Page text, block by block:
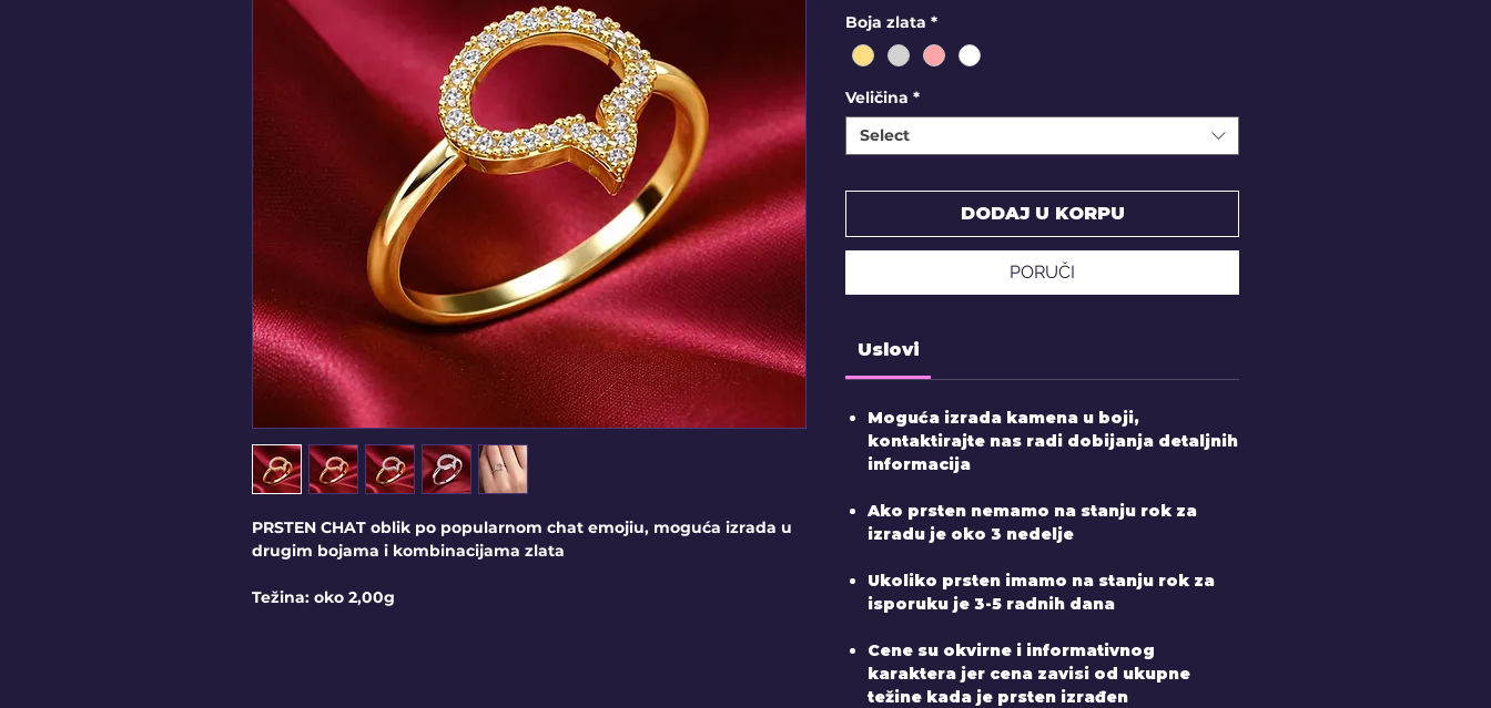
PRSTEN CHAT oblik po popularnom chat emojiu, moguća izrada u
drugim bojama i kombinacijama zlata
Težina: oko 2,00g
Boja zlata *
Veličina *
Select
DODAJ U KORPU
PORUČI
Uslovi
Moguća izrada kamena u boji,
kontaktirajte nas radi dobijanja detaljnih
informacija
Ako prsten nemamo na stanju rok za
izradu je oko 3 nedelje
Ukoliko prsten imamo na stanju rok za
isporuku je 3-5 radnih dana
Cene su okvirne i informativnog
karaktera jer cena zavisi od ukupne
težine kada je prsten izrađen